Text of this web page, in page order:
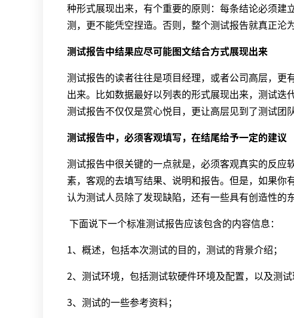
种形式展现出来，有个重要的原则：每条结论必须
测，更不能凭空捏造。否则，整个测试报告就真正沦
测试报告中结果应尽可能图文结合方式展现出来
测试报告的读者往往是项目经理，或者公司高层，
出来。比如数据最好以列表的形式展现出来，测试
测试报告不仅仅是赏心悦目，更让高层见到了测试团
测试报告中，必须客观填写，在结尾给予一定的建议
测试报告中很关键的一点就是，必须客观真实的反
素，客观的去填写结果、说明和报告。但是，如果
认为测试人员除了发现缺陷，还有一些具有创造性的东
下面说下一个标准测试报告应该包含的内容信息：
1、概述，包括本次测试的目的，测试的背景介绍；
2、测试环境，包括测试软硬件环境及配置，以及测试
3、测试的一些参考资料；